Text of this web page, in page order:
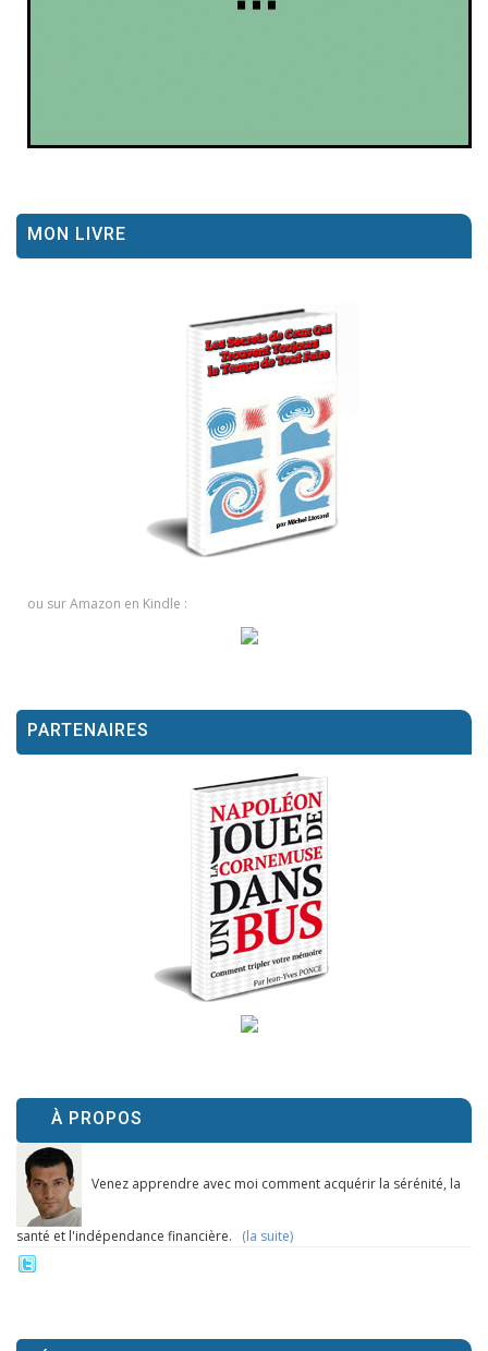
MON LIVRE
ou sur Amazon en Kindle :
PARTENAIRES
À PROPOS
Venez apprendre avec moi comment acquérir la sérénité, la
santé et l'indépendance financière. (la suite)